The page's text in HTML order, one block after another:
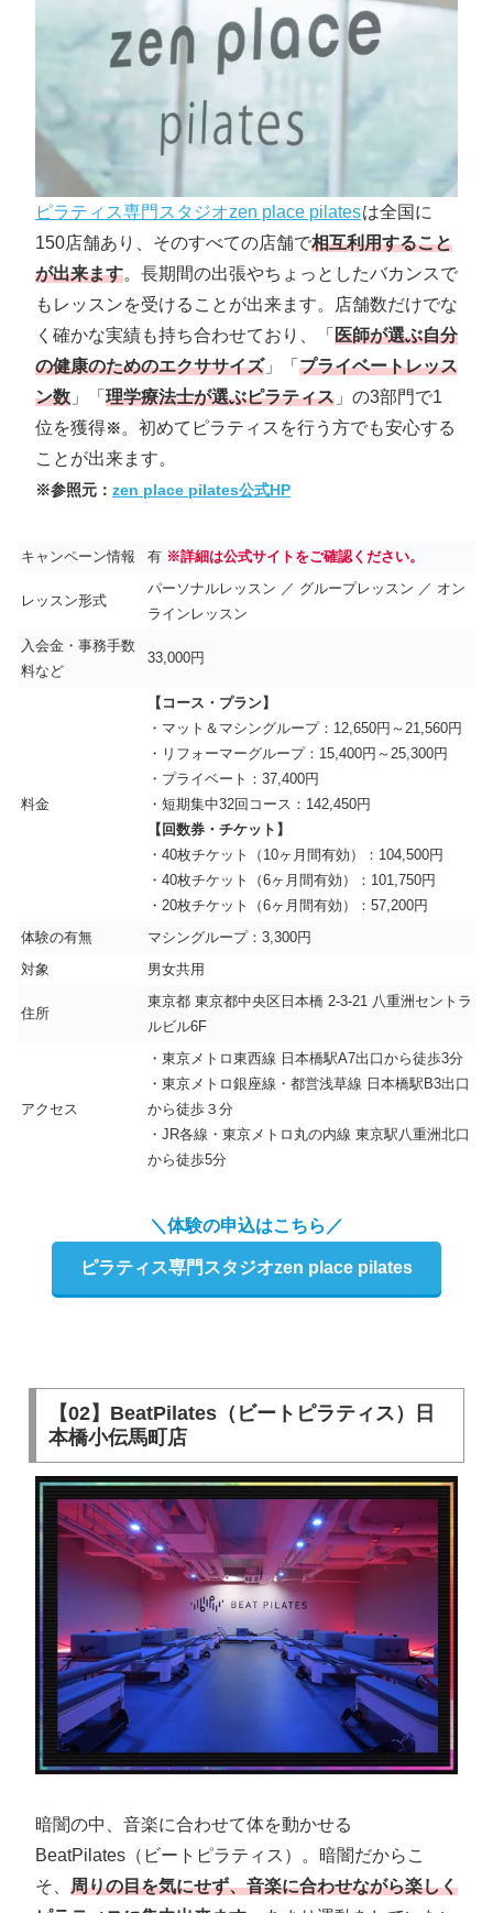
ピラティス専門スタジオzen place pilatesは全国に
150店舗あり、そのすべての店舗で相互利用すること
が出来ます。長期間の出張やちょっとしたバカンスで
もレッスンを受けることが出来ます。店舗数だけでな
く確かな実績も持ち合わせており、「 医師が選ぶ自分
の健康のためのエクササイズ」「 プライベートレッス
ン数 」「 理学療法士が選ぶピラティス 」の3部門で1
位を獲得※。初めてピラティスを行う方でも安心する
ことが出来ます。
※参照元： zen place pilates公式HP
キャンペーン情報 有 ※詳細は公式サイトをご確認ください。
レッスン形式
パーソナルレッスン ／ グループレッスン ／ オン
ラインレッスン
入会金・事務手数
料など
33,000円
料金
【コース・プラン】
・マット＆マシングループ：12,650円～21,560円
・リフォーマーグループ：15,400円～25,300円
・プライベート：37,400円
・短期集中32回コース：142,450円
【回数券・チケット】
・40枚チケット（10ヶ月間有効）：104,500円
・40枚チケット（6ヶ月間有効）：101,750円
・20枚チケット（6ヶ月間有効）：57,200円
体験の有無
マシングループ：3,300円
対象
男女共用
住所
東京都 東京都中央区日本橋 2-3-21 八重洲セントラ
ルビル6F
アクセス
・東京メトロ東西線 日本橋駅A7出口から徒歩3分
・東京メトロ銀座線・都営浅草線 日本橋駅B3出口
から徒歩３分
・JR各線・東京メトロ丸の内線 東京駅八重洲北口
から徒歩5分
＼体験の申込はこちら／
ピラティス専門スタジオzen place pilates
【02】BeatPilates（ビートピラティス）日
本橋小伝馬町店
暗闇の中、音楽に合わせて体を動かせる
BeatPilates（ビートピラティス）。暗闇だからこ
そ、 周りの目を気にせず、音楽に合わせながら楽しく